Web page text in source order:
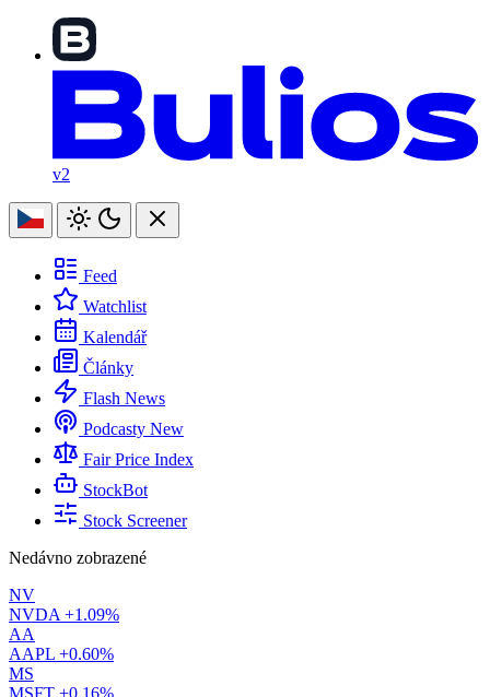
v2
Feed
Watchlist
Kalendář
Články
Flash News
Podcasty New
Fair Price Index
StockBot
Stock Screener
Nedávno zobrazené
NV
NVDA +1.09%
AA
AAPL +0.60%
MS